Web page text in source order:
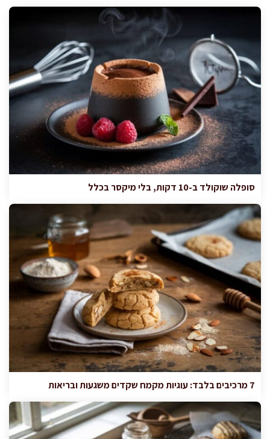
סופלה שוקולד ב-10 דקות, בלי מיקסר בכלל
7 מרכיבים בלבד: עוגיות מקמח שקדים משגעות ובריאות